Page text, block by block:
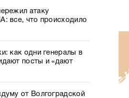
атаку
все, что происходило
как одни генералы в
посты и «дают
от Волгоградской